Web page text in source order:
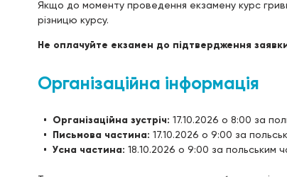
Якщо до моменту проведення екзамену курс
різницю курсу.
Не оплачуйте екзамен до підтвердження
Організаційна інформація
Організаційна зустріч: 17.10.2026 о 8:00 за
Письмова частина: 17.10.2026 о 9:00 за
Усна частина: 18.10.2026 о 9:00 за польським